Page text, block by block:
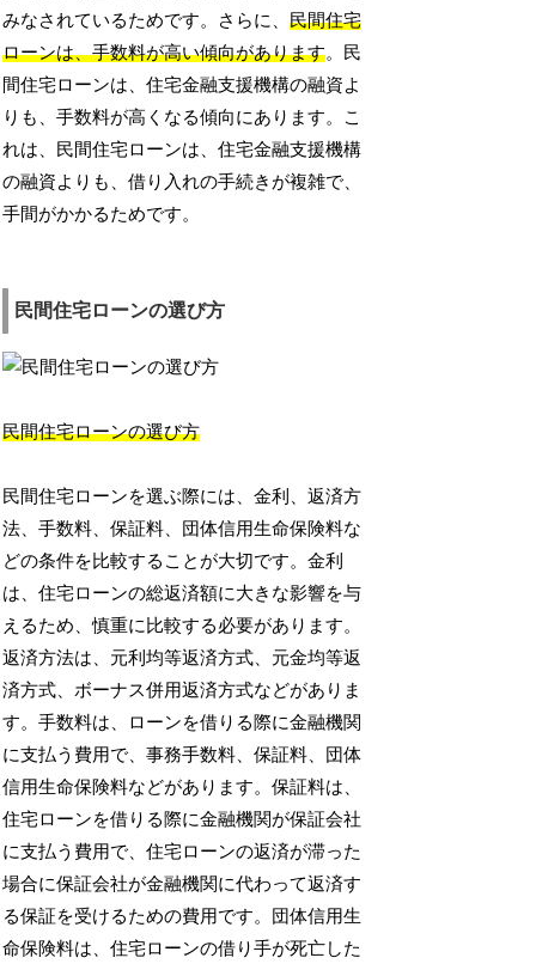
みなされているためです。さらに、民間住宅
ローンは、手数料が高い傾向があります。民
間住宅ローンは、住宅金融支援機構の融資よ
りも、手数料が高くなる傾向にあります。こ
れは、民間住宅ローンは、住宅金融支援機構
の融資よりも、借り入れの手続きが複雑で、
手間がかかるためです。
民間住宅ローンの選び方
民間住宅ローンの選び方
民間住宅ローンを選ぶ際には、金利、返済方
法、手数料、保証料、団体信用生命保険料な
どの条件を比較することが大切です。金利
は、住宅ローンの総返済額に大きな影響を与
えるため、慎重に比較する必要があります。
返済方法は、元利均等返済方式、元金均等返
済方式、ボーナス併用返済方式などがありま
す。手数料は、ローンを借りる際に金融機関
に支払う費用で、事務手数料、保証料、団体
信用生命保険料などがあります。保証料は、
住宅ローンを借りる際に金融機関が保証会社
に支払う費用で、住宅ローンの返済が滞った
場合に保証会社が金融機関に代わって返済す
る保証を受けるための費用です。団体信用生
命保険料は、住宅ローンの借り手が死亡した